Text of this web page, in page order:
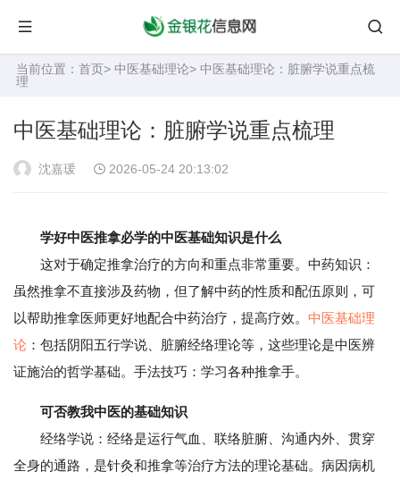
当前位置： 首页> 中医基础理论> 中医基础理论：脏腑学说重点梳
理
中医基础理论：脏腑学说重点梳理
沈嘉瑗 2026-05-24 20:13:02
学好中医推拿必学的中医基础知识是什么
这对于确定推拿治疗的方向和重点非常重要。中药知识：
虽然推拿不直接涉及药物，但了解中药的性质和配伍原则，可
以帮助推拿医师更好地配合中药治疗，提高疗效。 中医基础理
论 ：包括阴阳五行学说、脏腑经络理论等，这些理论是中医辨
证施治的哲学基础。手法技巧：学习各种推拿手。
可否教我中医的基础知识
经络学说：经络是运行气血、联络脏腑、沟通内外、贯穿
全身的通路，是针灸和推拿等治疗方法的理论基础。病因病机